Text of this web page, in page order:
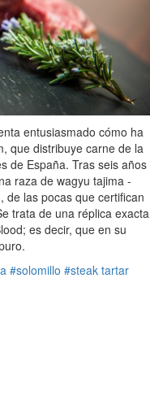
entusiasmado cómo ha
que distribuye carne de la
de España. Tras seis años
raza de wagyu tajima -
de las pocas que certifican
trata de una réplica exacta
es decir, que en su
#solomillo #steak tartar